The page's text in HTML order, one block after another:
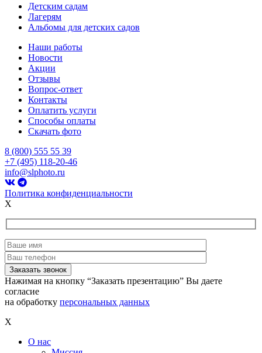
Детским садам
Лагерям
Альбомы для детских садов
Наши работы
Новости
Акции
Отзывы
Вопрос-ответ
Контакты
Оплатить услуги
Способы оплаты
Скачать фото
8 (800) 555 55 39
+7 (495) 118-20-46
info@slphoto.ru
Политика конфиденциальности
X
Нажимая на кнопку “Заказать презентацию” Вы даете
согласие
на обработку персональных данных
X
О нас